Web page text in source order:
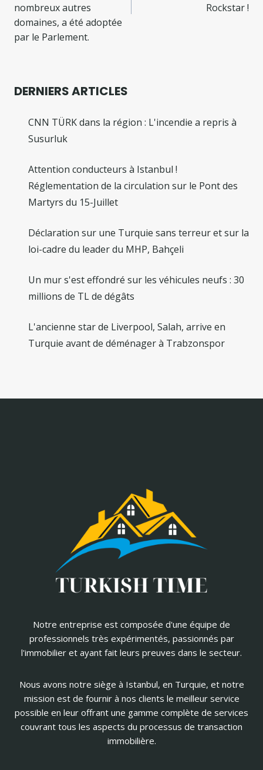
nombreux autres
domaines, a été adoptée
par le Parlement.
Rockstar !
DERNIERS ARTICLES
CNN TÜRK dans la région : L'incendie a repris à
Susurluk
Attention conducteurs à Istanbul !
Réglementation de la circulation sur le Pont des
Martyrs du 15-Juillet
Déclaration sur une Turquie sans terreur et sur la
loi-cadre du leader du MHP, Bahçeli
Un mur s'est effondré sur les véhicules neufs : 30
millions de TL de dégâts
L'ancienne star de Liverpool, Salah, arrive en
Turquie avant de déménager à Trabzonspor
Notre entreprise est composée d'une équipe de
professionnels très expérimentés, passionnés par
l'immobilier et ayant fait leurs preuves dans le secteur.
Nous avons notre siège à Istanbul, en Turquie, et notre
mission est de fournir à nos clients le meilleur service
possible en leur offrant une gamme complète de services
couvrant tous les aspects du processus de transaction
immobilière.